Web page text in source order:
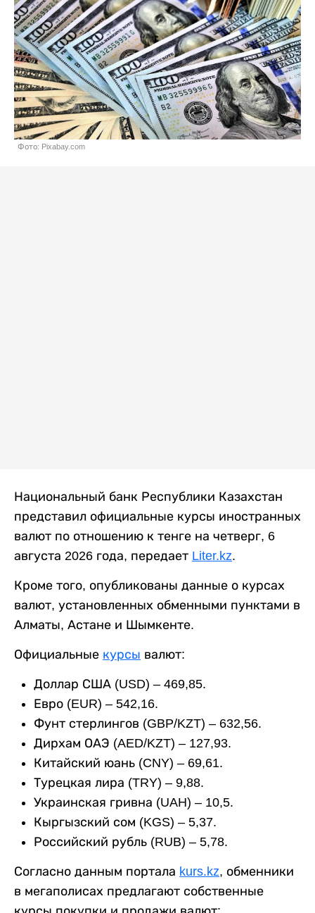
Фото: Pixabay.com
Национальный банк Республики Казахстан
представил официальные курсы иностранных
валют по отношению к тенге на четверг, 6
августа 2026 года, передает Liter.kz.
Кроме того, опубликованы данные о курсах
валют, установленных обменными пунктами в
Алматы, Астане и Шымкенте.
Официальные курсы валют:
Доллар США (USD) – 469,85.
Евро (EUR) – 542,16.
Фунт стерлингов (GBP/KZT) – 632,56.
Дирхам ОАЭ (AED/KZT) – 127,93.
Китайский юань (CNY) – 69,61.
Турецкая лира (TRY) – 9,88.
Украинская гривна (UAH) – 10,5.
Кыргызский сом (KGS) – 5,37.
Российский рубль (RUB) – 5,78.
Согласно данным портала kurs.kz, обменники
в мегаполисах предлагают собственные